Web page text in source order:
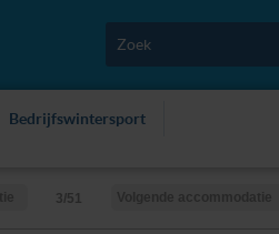
Bedrijfswintersport
3/51